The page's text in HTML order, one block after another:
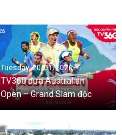
Tuesday, 20/01/2026
TV360 đưa Australian
Open – Grand Slam độc
quyền từ 2026-2029 đến
với khán giả Việt